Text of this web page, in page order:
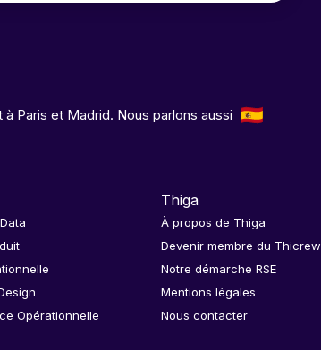
à Paris et Madrid. Nous parlons aussi
Opérationnelle
Thiga
À propos de Thiga
Devenir membre du Thicrew
Notre démarche RSE
Mentions légales
Nous contacter